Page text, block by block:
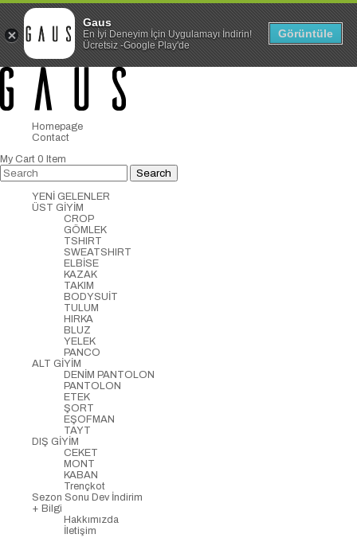
Homepage
Contact
My Cart 0 Item
YENİ GELENLER
ÜST GİYİM
CROP
GÖMLEK
TSHIRT
SWEATSHIRT
ELBİSE
KAZAK
TAKIM
BODYSUİT
TULUM
HIRKA
BLUZ
YELEK
PANCO
ALT GİYİM
DENİM PANTOLON
PANTOLON
ETEK
ŞORT
EŞOFMAN
TAYT
DIŞ GİYİM
CEKET
MONT
KABAN
Trençkot
Sezon Sonu Dev İndirim
+ Bilgi
Hakkımızda
İletişim
Gaus
En İyi Deneyim İçin Uygulamayı İndirin!
Ücretsiz -Google Play'de
Görüntüle